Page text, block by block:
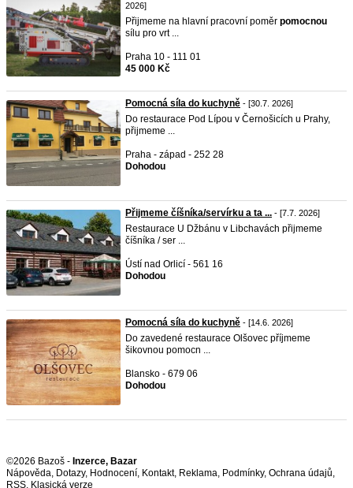
2026]
Přijmeme na hlavní pracovní poměr pomocnou
sílu pro vrt ...
Praha 10 - 111 01
45 000 Kč
Pomocná síla do kuchyně - [30.7. 2026]
Do restaurace Pod Lípou v Černošicích u Prahy,
přijmeme ...
Praha - západ - 252 28
Dohodou
Přijmeme číšníka/servírku a ta ... - [7.7. 2026]
Restaurace U Džbánu v Libchavách přijmeme
číšníka / ser ...
Ústí nad Orlicí - 561 16
Dohodou
Pomocná síla do kuchyně - [14.6. 2026]
Do zavedené restaurace Olšovec příjmeme
šikovnou pomocn ...
Blansko - 679 06
Dohodou
©2026 Bazoš - Inzerce, Bazar
Nápověda, Dotazy, Hodnocení, Kontakt, Reklama, Podmínky, Ochrana údajů,
RSS,